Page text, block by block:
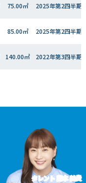
75.00㎡ 2025年第2四半期
85.00㎡ 2025年第2四半期
140.00㎡ 2022年第3四半期
タレント 藤本 美貴